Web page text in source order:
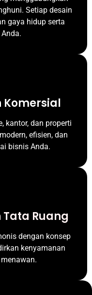
Setiap desain
gaya hidup serta
Komersial
kantor, dan properti
efisien, dan
bisnis Anda.
Ruang
dengan konsep
kenyamanan